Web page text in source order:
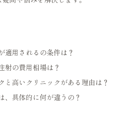
適用されるの条件は？
射の費用相場は？
と高いクリニックがある理由は？
、具体的に何が違うの？